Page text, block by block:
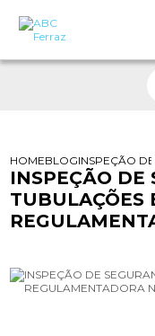
HOMEBLOGINSPEÇÃO
INSPEÇÃO DE
TUBULAÇÕES